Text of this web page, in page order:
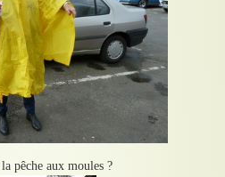
pêche aux moules ?